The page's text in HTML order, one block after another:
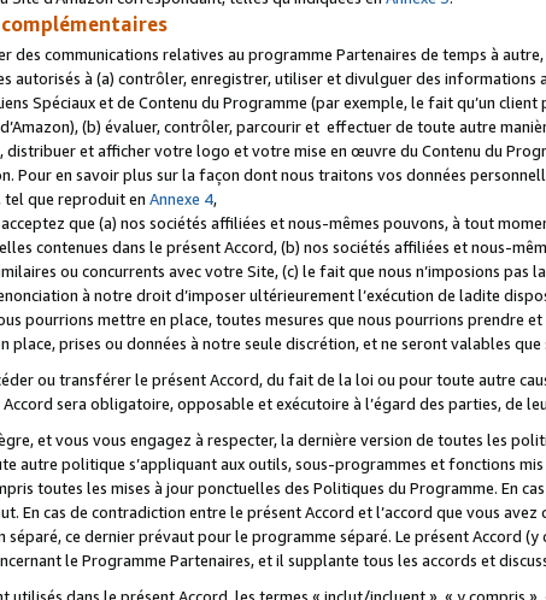
des communications relatives au programme Partenaires de temps à
autorisés à (a) contrôler, enregistrer, utiliser et divulguer des
Spéciaux et de Contenu du Programme (par exemple, le fait qu’un
(b) évaluer, contrôler, parcourir et effectuer de toute autre
distribuer et afficher votre logo et votre mise en œuvre du Contenu du
Pour en savoir plus sur la façon dont nous traitons vos données
tel que reproduit en Annexe 4,
que (a) nos sociétés affiliées et nous-mêmes pouvons, à tout
contenues dans le présent Accord, (b) nos sociétés affiliées et nous-
ou concurrents avec votre Site, (c) le fait que nous n’imposions
à notre droit d’imposer ultérieurement l’exécution de ladite
pourrions mettre en place, toutes mesures que nous pourrions prendre
place, prises ou données à notre seule discrétion, et ne seront valables
ou transférer le présent Accord, du fait de la loi ou pour toute autre
sera obligatoire, opposable et exécutoire à l’égard des parties, de
et vous vous engagez à respecter, la dernière version de toutes les
autre politique s’appliquant aux outils, sous-programmes et fonctions
toutes les mises à jour ponctuelles des Politiques du Programme. En
En cas de contradiction entre le présent Accord et l’accord que vous
séparé, ce dernier prévaut pour le programme séparé. Le présent Accord
le Programme Partenaires, et il supplante tous les accords et